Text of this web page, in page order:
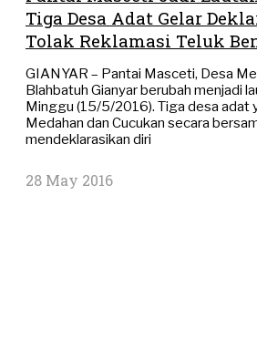
Tiga Desa Adat Gelar
Tolak Reklamasi Teluk
GIANYAR – Pantai Masceti, Desa
Blahbatuh Gianyar berubah menjadi
Minggu (15/5/2016). Tiga desa adat
Medahan dan Cucukan secara
mendeklarasikan diri
28 May 2016